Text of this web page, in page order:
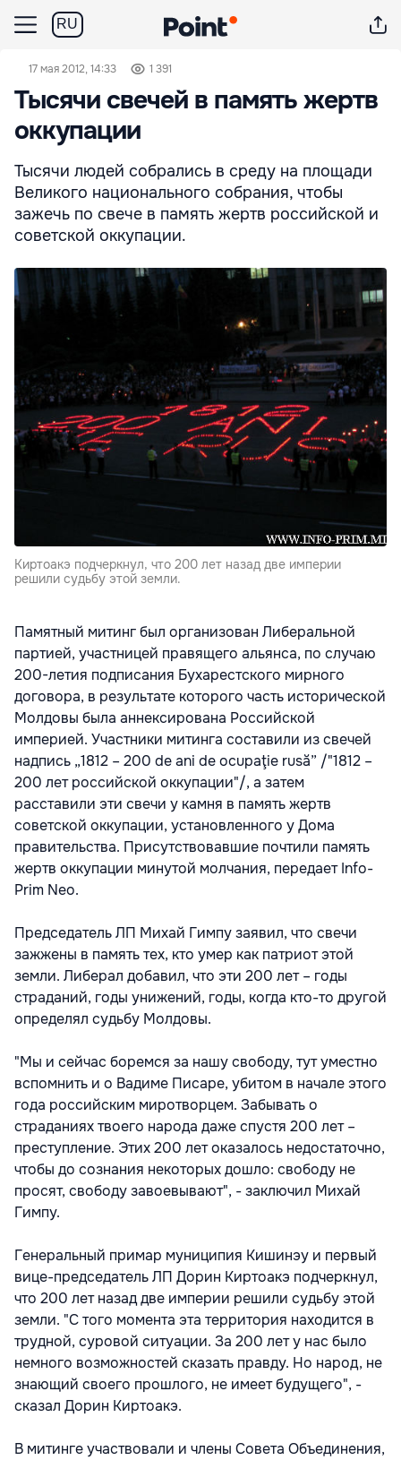
RU
17 мая 2012, 14:33 1 391
Тысячи свечей в память жертв
оккупации
Тысячи людей собрались в среду на площади
Великого национального собрания, чтобы
зажечь по свече в память жертв российской и
советской оккупации.
Киртоакэ подчеркнул, что 200 лет назад две империи
решили судьбу этой земли.
Памятный митинг был организован Либеральной
партией, участницей правящего альянса, по случаю
200-летия подписания Бухарестского мирного
договора, в результате которого часть исторической
Молдовы была аннексирована Российской
империей. Участники митинга составили из свечей
надпись „1812 – 200 de ani de ocupaţie rusă” /"1812 –
200 лет российской оккупации"/, а затем
расставили эти свечи у камня в память жертв
советской оккупации, установленного у Дома
правительства. Присутствовавшие почтили память
жертв оккупации минутой молчания, передает Info-
Prim Neo.
Председатель ЛП Михай Гимпу заявил, что свечи
зажжены в память тех, кто умер как патриот этой
земли. Либерал добавил, что эти 200 лет – годы
страданий, годы унижений, годы, когда кто-то другой
определял судьбу Молдовы.
"Мы и сейчас боремся за нашу свободу, тут уместно
вспомнить и о Вадиме Писаре, убитом в начале этого
года российским миротворцем. Забывать о
страданиях твоего народа даже спустя 200 лет –
преступление. Этих 200 лет оказалось недостаточно,
чтобы до сознания некоторых дошло: свободу не
просят, свободу завоевывают", - заключил Михай
Гимпу.
Генеральный примар муниципия Кишинэу и первый
вице-председатель ЛП Дорин Киртоакэ подчеркнул,
что 200 лет назад две империи решили судьбу этой
земли. "С того момента эта территория находится в
трудной, суровой ситуации. За 200 лет у нас было
немного возможностей сказать правду. Но народ, не
знающий своего прошлого, не имеет будущего", -
сказал Дорин Киртоакэ.
В митинге участвовали и члены Совета Объединения,